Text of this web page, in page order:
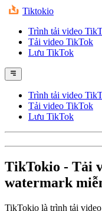
Tiktokio
Trình tải video
Tải video TikTok
Lưu TikTok
Trình tải video
Tải video TikTok
Lưu TikTok
TikTokio - Tải
watermark
TikTokio là trình tải